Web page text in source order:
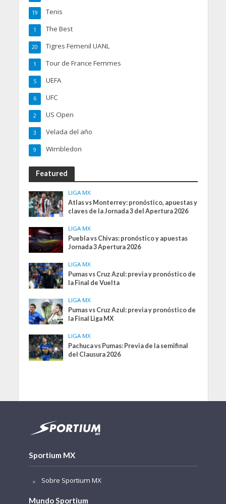
Tenis
19
The Best
1
Tigres Femenil UANL
20
Tour de France Femmes
1
UEFA
5
UFC
6
US Open
2
Velada del año
3
Wimbledon
9
Featured
LIGA MX
Atlas vs Monterrey: pronóstico, apuestas y
claves de la Jornada 3 del Apertura 2026
LIGA MX
Puebla vs Chivas: pronóstico y apuestas
Jornada 3 Apertura 2026
LIGA MX
Pumas vs Cruz Azul: previa y pronóstico de
la Final de Vuelta
LIGA MX
Pumas vs Cruz Azul: previa y pronóstico de
la Final Liga MX
LIGA MX
Pachuca vs Pumas: Previa de la semifinal
del Clausura 2026
Sportium MX
Sobre Sportium MX
Mundo Sportium